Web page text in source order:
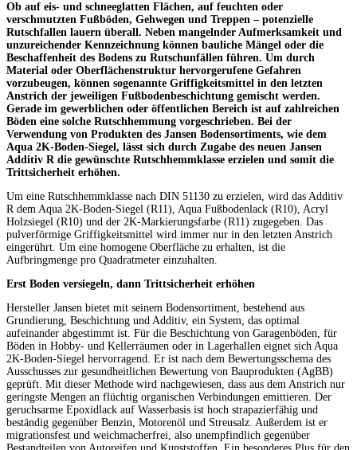
Ob auf eis- und schneeglatten Flächen, auf feuchten oder
verschmutzten Fußböden, Gehwegen und Treppen – potenzielle
Rutschfallen lauern überall. Neben mangelnder Aufmerksamkeit und
unzureichender Kennzeichnung können bauliche Mängel oder die
Beschaffenheit des Bodens zu Rutschunfällen führen. Um durch
Material oder Oberflächenstruktur hervorgerufene Gefahren
vorzubeugen, können sogenannte Griffigkeitsmittel in den letzten
Anstrich der jeweiligen Fußbodenbeschichtung gemischt werden.
Gerade im gewerblichen oder öffentlichen Bereich ist auf zahlreichen
Böden eine solche Rutschhemmung vorgeschrieben. Bei der
Verwendung von Produkten des Jansen Bodensortiments, wie dem
Aqua 2K-Boden-Siegel, lässt sich durch Zugabe des neuen Jansen
Additiv R die gewünschte Rutschhemmklasse erzielen und somit die
Trittsicherheit erhöhen.
Um eine Rutschhemmklasse nach DIN 51130 zu erzielen, wird das Additiv
R dem Aqua 2K-Boden-Siegel (R11), Aqua Fußbodenlack (R10), Acryl
Holzsiegel (R10) und der 2K-Markierungsfarbe (R11) zugegeben. Das
pulverförmige Griffigkeitsmittel wird immer nur in den letzten Anstrich
eingerührt. Um eine homogene Oberfläche zu erhalten, ist die
Aufbringmenge pro Quadratmeter einzuhalten.
Erst Boden versiegeln, dann Trittsicherheit erhöhen
Hersteller Jansen bietet mit seinem Bodensortiment, bestehend aus
Grundierung, Beschichtung und Additiv, ein System, das optimal
aufeinander abgestimmt ist. Für die Beschichtung von Garagenböden, für
Böden in Hobby- und Kellerräumen oder in Lagerhallen eignet sich Aqua
2K-Boden-Siegel hervorragend. Er ist nach dem Bewertungsschema des
Ausschusses zur gesundheitlichen Bewertung von Bauprodukten (AgBB)
geprüft. Mit dieser Methode wird nachgewiesen, dass aus dem Anstrich nur
geringste Mengen an flüchtig organischen Verbindungen emittieren. Der
geruchsarme Epoxidlack auf Wasserbasis ist hoch strapazierfähig und
beständig gegenüber Benzin, Motorenöl und Streusalz. Außerdem ist er
migrationsfest und weichmacherfrei, also unempfindlich gegenüber